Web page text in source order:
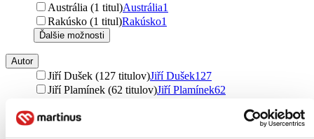
Austrália (1 titul)Austrália1
Rakúsko (1 titul)Rakúsko1
Ďalšie možnosti
Autor
Jiří Dušek (127 titulov)Jiří Dušek127
Jiří Plamínek (62 titulov)Jiří Plamínek62
Jitka Vysekalová (41 titulov)
Jitka Vysekalová41